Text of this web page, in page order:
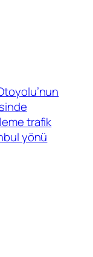
trafik
yönü